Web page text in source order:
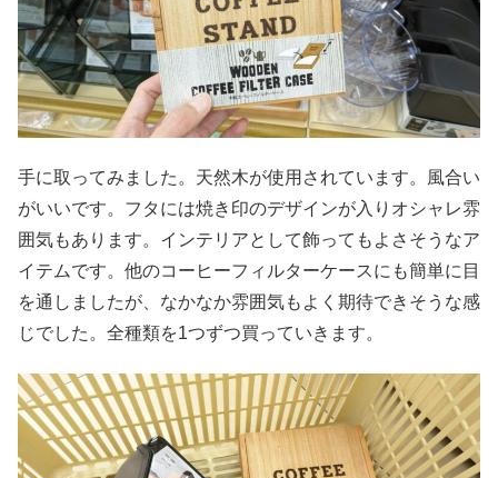
手に取ってみました。天然木が使用されています。風合い
がいいです。フタには焼き印のデザインが入りオシャレ雰
囲気もあります。インテリアとして飾ってもよさそうなア
イテムです。他のコーヒーフィルターケースにも簡単に目
を通しましたが、なかなか雰囲気もよく期待できそうな感
じでした。全種類を1つずつ買っていきます。